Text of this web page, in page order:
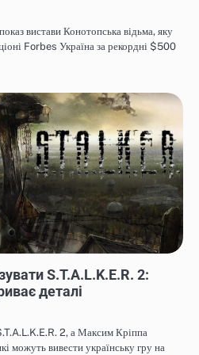
вистави Конотопська відьма, яку
Forbes Україна за рекордні $500
S.T.A.L.K.E.R. 2:
деталі
2, а Максим Кріппа
можуть вивести українську гру на